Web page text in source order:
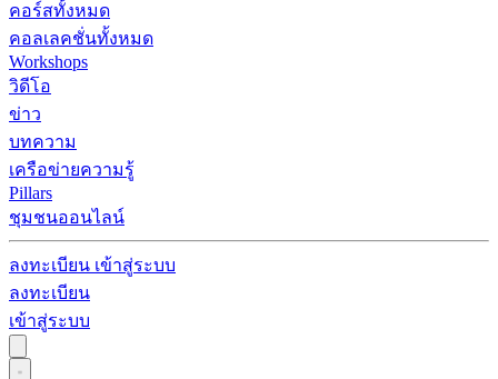
คอร์สทั้งหมด
คอลเลคชั่นทั้งหมด
Workshops
วิดีโอ
ข่าว
บทความ
เครือข่ายความรู้
Pillars
ชุมชนออนไลน์
ลงทะเบียน เข้าสู่ระบบ
ลงทะเบียน
เข้าสู่ระบบ